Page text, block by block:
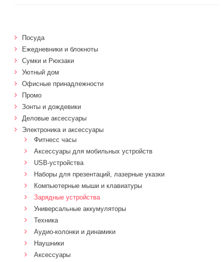
Посуда
Ежедневники и блокноты
Сумки и Рюкзаки
Уютный дом
Офисные принадлежности
Промо
Зонты и дождевики
Деловые аксессуары
Электроника и аксессуары
Фитнесс часы
Аксессуары для мобильных устройств
USB-устройства
Наборы для презентаций, лазерные указки
Компьютерные мыши и клавиатуры
Зарядные устройства
Универсальные аккумуляторы
Техника
Аудио-колонки и динамики
Наушники
Аксессуары